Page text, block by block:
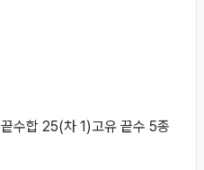
끝수합 25(차 1)고유 끝수 5종